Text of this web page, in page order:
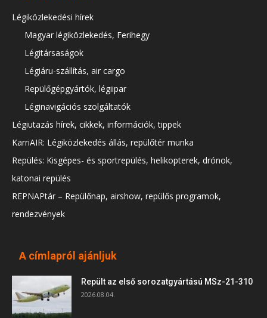
Légiközlekedési hírek
Magyar légiközlekedés, Ferihegy
Légitársaságok
Légiáru-szállítás, air cargo
Repülőgépgyártók, légiipar
Léginavigációs szolgáltatók
Légiutazás hírek, cikkek, információk, tippek
KarriAIR: Légiközlekedés állás, repülőtér munka
Repülés: Kisgépes- és sportrepülés, helikopterek, drónok,
katonai repülés
REPNAPtár – Repülőnap, airshow, repülős programok,
rendezvények
A címlapról ajánljuk
Repült az első sorozatgyártású MSz-21-310
2026.08.04.